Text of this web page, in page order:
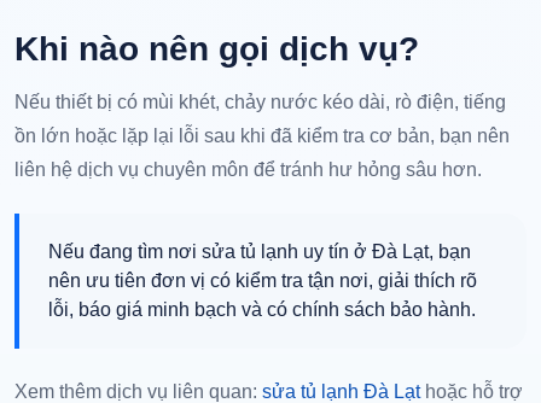
Khi nào nên gọi dịch vụ?
Nếu thiết bị có mùi khét, chảy nước kéo dài, rò điện, tiếng
ồn lớn hoặc lặp lại lỗi sau khi đã kiểm tra cơ bản, bạn nên
liên hệ dịch vụ chuyên môn để tránh hư hỏng sâu hơn.
Nếu đang tìm nơi sửa tủ lạnh uy tín ở Đà Lạt, bạn
nên ưu tiên đơn vị có kiểm tra tận nơi, giải thích rõ
lỗi, báo giá minh bạch và có chính sách bảo hành.
Xem thêm dịch vụ liên quan: sửa tủ lạnh Đà Lạthoặc hỗ trợ